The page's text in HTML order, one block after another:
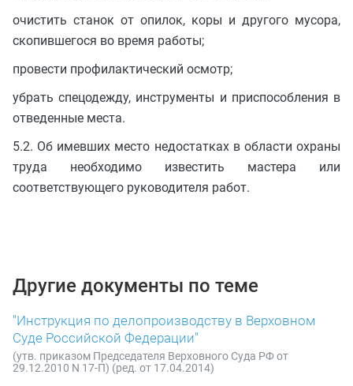
очистить станок от опилок, коры и другого мусора,
скопившегося во время работы;
провести профилактический осмотр;
убрать спецодежду, инструменты и приспособления в
отведенные места.
5.2. Об имевших место недостатках в области охраны
труда необходимо известить мастера или
соответствующего руководителя работ.
Другие документы по теме
"Инструкция по делопроизводству в Верховном
Суде Российской Федерации"
(утв. приказом Председателя Верховного Суда РФ от
29.12.2010 N 17-П) (ред. от 17.04.2014)